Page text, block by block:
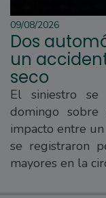
09/08/2026
Dos
un
seco
El siniestro
domingo
impacto entre
se registraron
mayores en la